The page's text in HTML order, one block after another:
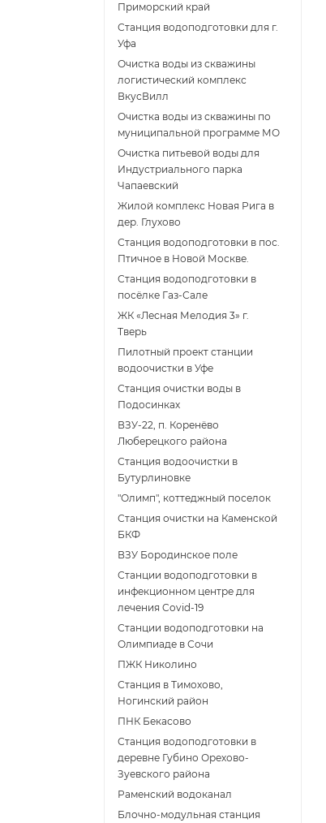
Приморский край
Станция водоподготовки для г.
Уфа
Очистка воды из скважины
логистический комплекс
ВкусВилл
Очистка воды из скважины по
муниципальной программе МО
Очистка питьевой воды для
Индустриального парка
Чапаевский
Жилой комплекс Новая Рига в
дер. Глухово
Станция водоподготовки в пос.
Птичное в Новой Москве.
Станция водоподготовки в
поcёлке Газ-Сале
ЖК «Лесная Мелодия 3» г.
Тверь
Пилотный проект станции
водоочистки в Уфе
Станция очистки воды в
Подосинках
ВЗУ-22, п. Коренёво
Люберецкого района
Станция водоочистки в
Бутурлиновке
"Олимп", коттеджный поселок
Станция очистки на Каменской
БКФ
ВЗУ Бородинское поле
Станции водоподготовки в
инфекционном центре для
лечения Covid-19
Станции водоподготовки на
Олимпиаде в Сочи
ПЖК Николино
Станция в Тимохово,
Ногинский район
ПНК Бекасово
Станция водоподготовки в
деревне Губино Орехово-
Зуевского района
Раменский водоканал
Блочно-модульная станция